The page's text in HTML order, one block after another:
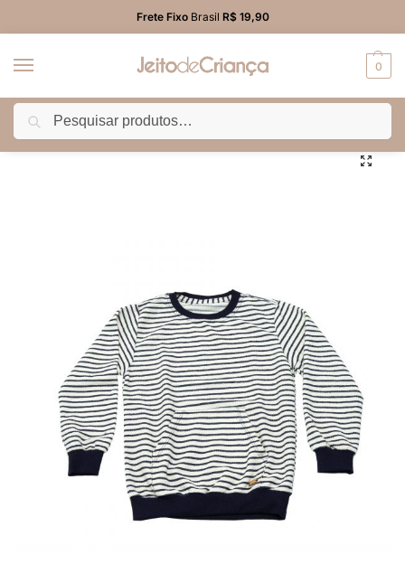
Frete FixoBrasil R$ 19,90
0
Início PROMO / Blusão/Colete/Jaqueta